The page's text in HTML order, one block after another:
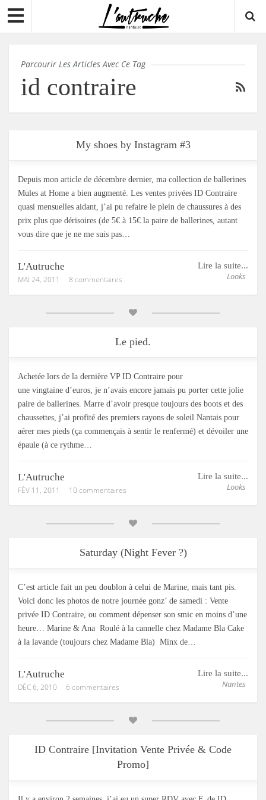
Parcourir Les Articles Avec Ce Tag
id contraire
My shoes by Instagram #3
Depuis mon article de décembre dernier, ma collection de ballerines
Mules at Home a bien augmenté. Les ventes privées ID Contraire
quasi mensuelles aidant, j’ai pu refaire le plein de chaussures à des
prix plus que dérisoires (de 5€ à 15€ la paire de ballerines, autant
vous dire que je ne me suis pas…
Lire la suite...
Looks
L'Autruche
MAI 24, 2011 8 commentaires
Le pied.
Achetée lors de la dernière VP ID Contraire pour
une vingtaine d’euros, je n’avais encore jamais pu porter cette jolie
paire de ballerines. Marre d’avoir presque toujours des boots et des
chaussettes, j’ai profité des premiers rayons de soleil Nantais pour
aérer mes pieds (ça commençais à sentir le renfermé) et dévoiler une
épaule (à ce rythme…
Lire la suite...
Looks
L'Autruche
FÉV 11, 2011 10 commentaires
Saturday (Night Fever ?)
C’est article fait un peu doublon à celui de Marine, mais tant pis.
Voici donc les photos de notre journée gonz’ de samedi : Vente
privée ID Contraire, ou comment dépenser son smic en moins d’une
heure… Marine & Ana Roulé à la cannelle chez Madame Bla Cake
à la lavande (toujours chez Madame Bla) Minx de…
Lire la suite...
Nantes
L'Autruche
DÉC 6, 2010 6 commentaires
ID Contraire [Invitation Vente Privée & Code
Promo]